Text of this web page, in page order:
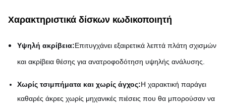
Χαρακτηριστικά δίσκων κωδικοποιητή
Υψηλή ακρίβεια:Επιτυγχάνει εξαιρετικά λεπτά πλάτη σχισμών
και ακρίβεια θέσης για ανατροφοδότηση υψηλής ανάλυσης.
Χωρίς τσιμπήματα και χωρίς άγχος:Η χαρακτική παράγει
καθαρές άκρες χωρίς μηχανικές πιέσεις που θα μπορούσαν να